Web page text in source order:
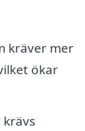
kräver mer
ökar